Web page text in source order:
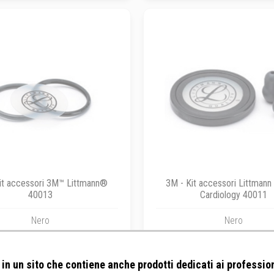
accessori 3M™ Littmann®
40013
Nero
3M - Kit accessori
Cardiology 40011
Nero
in un sito che contiene anche prodotti dedicati ai